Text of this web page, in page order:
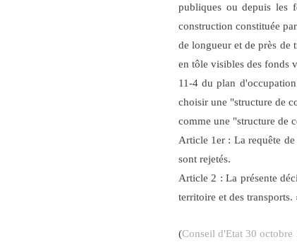
publiques ou depuis les
construction constituée
de longueur et de près de
en tôle visibles des fonds
11-4 du plan
choisir une "structure de
comme une "structure de
Article 1er : La requête
sont rejetés.
Article 2 : La présente
territoire et des transports.
(Conseil d'Etat 30 octobre